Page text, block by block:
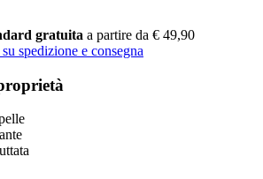
gratuita a partire da € 49,90
spedizione e consegna